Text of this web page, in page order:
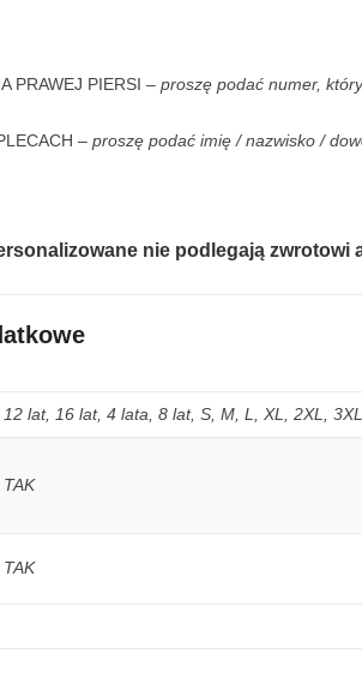
PRAWEJ PIERSI – proszę podać numer,
– proszę podać imię / nazwisko /
nie podlegają zwrotowi
12 lat, 16 lat, 4 lata, 8 lat, S, M, L, XL, 2XL, 3XL
TAK
TAK